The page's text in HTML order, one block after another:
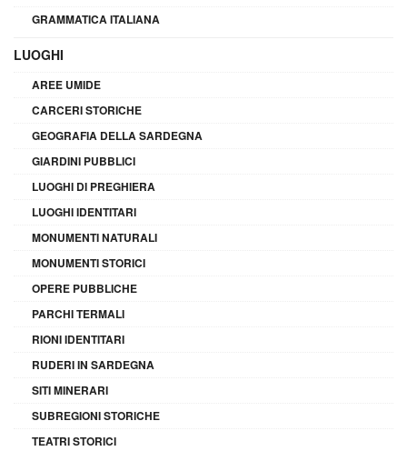
GRAMMATICA ITALIANA
LUOGHI
AREE UMIDE
CARCERI STORICHE
GEOGRAFIA DELLA SARDEGNA
GIARDINI PUBBLICI
LUOGHI DI PREGHIERA
LUOGHI IDENTITARI
MONUMENTI NATURALI
MONUMENTI STORICI
OPERE PUBBLICHE
PARCHI TERMALI
RIONI IDENTITARI
RUDERI IN SARDEGNA
SITI MINERARI
SUBREGIONI STORICHE
TEATRI STORICI